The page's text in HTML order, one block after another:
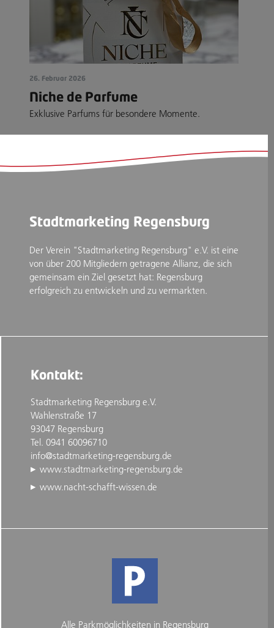
26. Februar 2026
Niche de Parfume
Exklusive Parfums für besondere Momente.
Stadtmarketing Regensburg
Der Verein "Stadtmarketing Regensburg" e.V. ist eine
von über 200 Mitgliedern getragene Allianz, die sich
gemeinsam ein Ziel gesetzt hat: Regensburg
erfolgreich zu entwickeln und zu vermarkten.
Kontakt:
Stadtmarketing Regensburg e.V.
Wahlenstraße 17
93047 Regensburg
Tel. 0941 60096710
info@stadtmarketing-regensburg.de
www.stadtmarketing-regensburg.de
www.nacht-schafft-wissen.de
Alle Parkmöglichkeiten in Regensburg